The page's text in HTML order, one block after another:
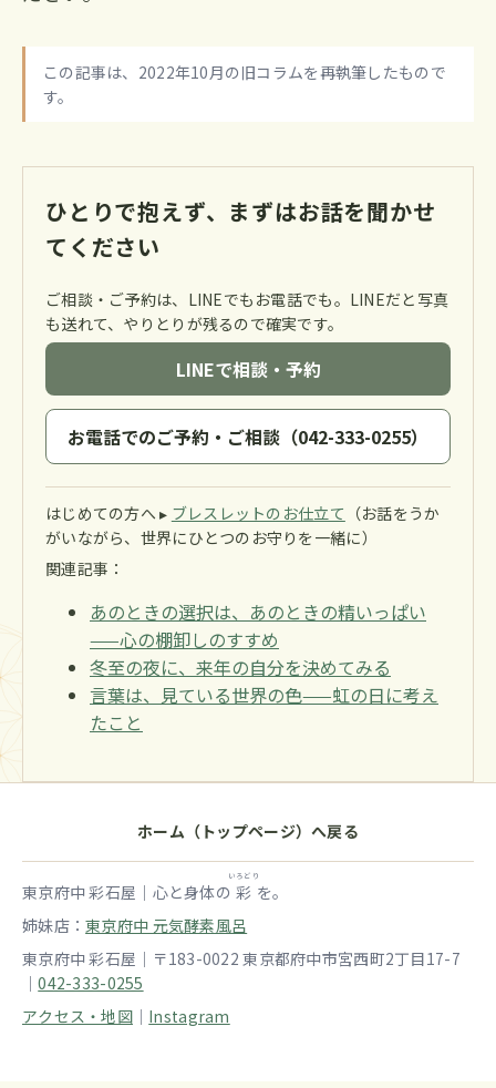
この記事は、2022年10月の旧コラムを再執筆したもので
す。
ひとりで抱えず、まずはお話を聞かせ
てください
ご相談・ご予約は、LINEでもお電話でも。LINEだと写真
も送れて、やりとりが残るので確実です。
LINEで相談・予約
お電話でのご予約・ご相談（042-333-0255）
はじめての方へ ▸ ブレスレットのお仕立て （お話をうか
がいながら、世界にひとつのお守りを一緒に）
関連記事：
あのときの選択は、あのときの精いっぱい
——心の棚卸しのすすめ
冬至の夜に、来年の自分を決めてみる
言葉は、見ている世界の色——虹の日に考え
たこと
ホーム（トップページ）へ戻る
東京府中 彩石屋｜心と身体の 彩
いろどり
を。
姉妹店：東京府中 元気酵素風呂
東京府中 彩石屋｜〒183-0022 東京都府中市宮西町2丁目17-7
｜042-333-0255
アクセス・地図｜ Instagram